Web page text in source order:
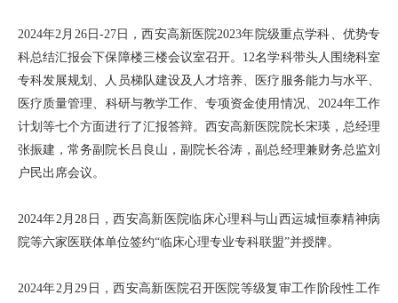
2024年2月26日-27日，西安高新医院2023年院级重点学科、优势专
科总结汇报会下保障楼三楼会议室召开。12名学科带头人围绕科室
专科发展规划、人员梯队建设及人才培养、医疗服务能力与水平、
医疗质量管理、科研与教学工作、专项资金使用情况、2024年工作
计划等七个方面进行了汇报答辩。西安高新医院院长宋瑛，总经理
张振建，常务副院长吕良山，副院长谷涛，副总经理兼财务总监刘
户民出席会议。
2024年2月28日，西安高新医院临床心理科与山西运城恒泰精神病
院等六家医联体单位签约“临床心理专业专科联盟”并授牌。
2024年2月29日，西安高新医院召开医院等级复审工作阶段性工作